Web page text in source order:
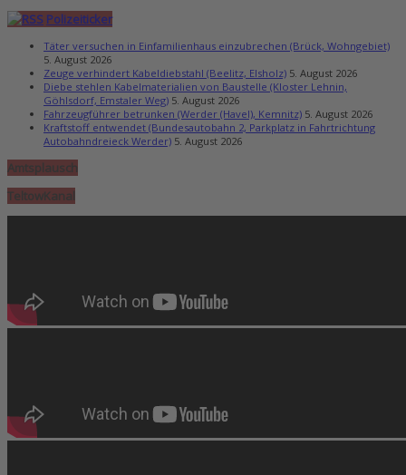
Polizeiticker
Täter versuchen in Einfamilienhaus einzubrechen (Brück, Wohngebiet)
5. August 2026
Zeuge verhindert Kabeldiebstahl (Beelitz, Elsholz) 5. August 2026
Diebe stehlen Kabelmaterialien von Baustelle (Kloster Lehnin,
Göhlsdorf, Emstaler Weg) 5. August 2026
Fahrzeugführer betrunken (Werder (Havel), Kemnitz) 5. August 2026
Kraftstoff entwendet (Bundesautobahn 2, Parkplatz in Fahrtrichtung
Autobahndreieck Werder) 5. August 2026
Amtsplausch
TeltowKanal